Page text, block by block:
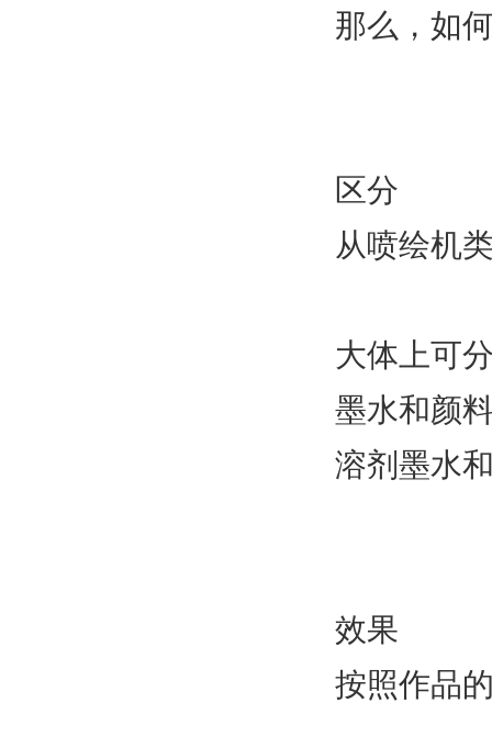
那么，如
区分
从喷绘机
大体上可
墨水和颜
溶剂墨水
效果
按照作品